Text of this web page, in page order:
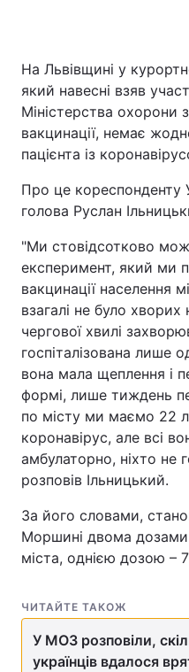
На Львівщині у
який навесні взяв
Міністерства охорони
вакцинації, немає
пацієнта із
Про це кореспонденту
голова Руслан
"Ми стовідсотково
експеримент, який ми
вакцинації населення
взагалі не було
чергової хвилі
госпіталізована лише
вона мала щеплення і
формі, лише тиждень
по місту ми маємо 22
коронавірус, але всі
амбулаторно, ніхто не
розповів Ільницький.
За його словами,
Моршині двома дозами
міста, однією дозою –
ЧИТАЙТЕ ТАКОЖ
У МОЗ розповіли,
українців вдалося